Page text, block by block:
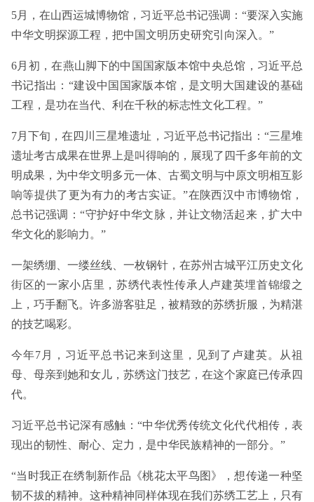
5月，在山西运城博物馆，习近平总书记强调：“要深入实施
中华文明探源工程，把中国文明历史研究引向深入。”
6月初，在燕山脚下的中国国家版本馆中央总馆，习近平总
书记指出：“建设中国国家版本馆，是文明大国建设的基础
工程，是功在当代、利在千秋的标志性文化工程。”
7月下旬，在四川三星堆遗址，习近平总书记指出：“三星堆
遗址考古成果在世界上是叫得响的，展现了四千多年前的文
明成果，为中华文明多元一体、古蜀文明与中原文明相互影
响等提供了更为有力的考古实证。”在陕西汉中市博物馆，
总书记强调：“守护好中华文脉，并让文物活起来，扩大中
华文化的影响力。”
一架绣绷、一缕丝线、一枚钢针，在苏州古城平江历史文化
街区的一家小店里，苏绣代表性传承人卢建英埋首锦缎之
上，巧手翻飞。许多游客驻足，被精致的苏绣折服，为精湛
的技艺喝彩。
今年7月，习近平总书记来到这里，见到了卢建英。从祖
母、母亲到她和女儿，苏绣这门技艺，在这个家庭已传承四
代。
习近平总书记深有感触：“中华优秀传统文化代代相传，表
现出的韧性、耐心、定力，是中华民族精神的一部分。”
“当时我正在绣制新作品《桃花太平鸟图》，想传递一种坚
韧不拔的精神。这种精神同样体现在我们苏绣工艺上，只有